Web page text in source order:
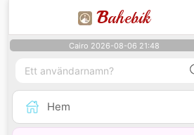
Bahebik
Cairo 2026-08-06 21:48
Hem